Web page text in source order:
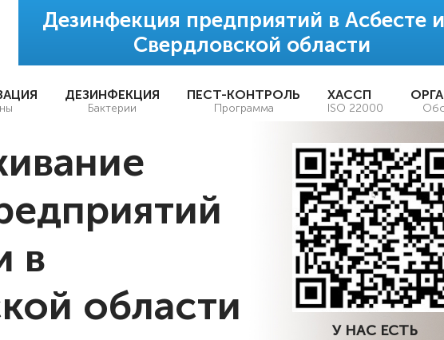
Дезинфекция предприятий в Асбесте
Свердловской области
ДЕЗИНФЕКЦИЯ
Бактерии
ПЕСТ-КОНТРОЛЬ
Программа
ХАССП
ISO 22000
в
области
У НАС ЕСТЬ